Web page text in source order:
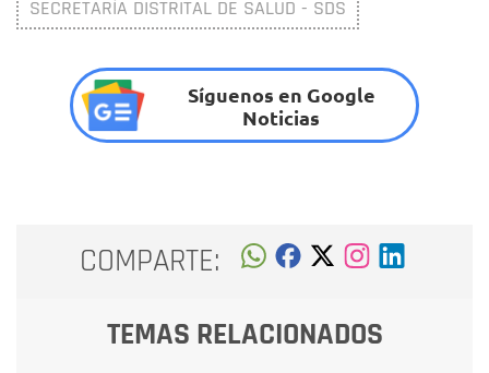
SECRETARÍA DISTRITAL DE SALUD - SDS
Síguenos en Google
Noticias
COMPARTE:
TEMAS RELACIONADOS